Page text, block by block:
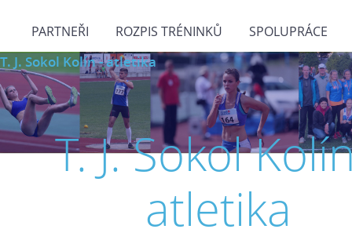
PARTNEŘI ROZPIS TRÉNINKŮ SPOLUPRÁCE
T. J. Sokol Kolín - atletika
T. J. Sokol
atletika